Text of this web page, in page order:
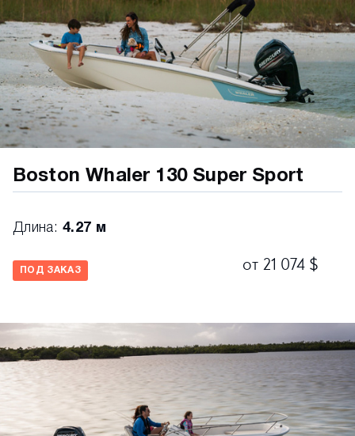
Boston Whaler 130 Super Sport
Длина: 4.27 м
ПОД ЗАКАЗ от 21 074 $